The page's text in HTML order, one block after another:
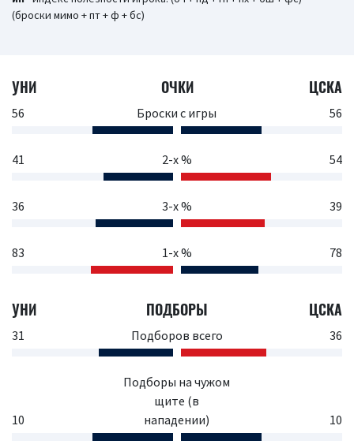
(броски мимо + пт + ф + бс)
УНИ ОЧКИ ЦСКА
56 Броски с игры 56
41 2-х % 54
36 3-х % 39
83 1-х % 78
УНИ ПОДБОРЫ ЦСКА
31 Подборов всего 36
10
Подборы на чужом
щите (в
нападении)
10